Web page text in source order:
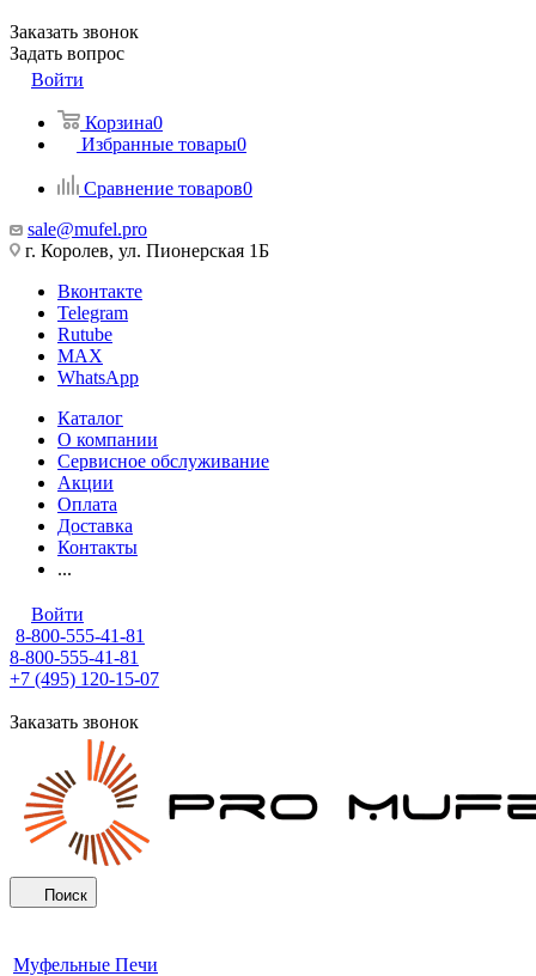
Заказать звонок
Задать вопрос
Войти
Корзина0
Избранные товары0
Сравнение товаров0
sale@mufel.pro
г. Королев, ул. Пионерская 1Б
Вконтакте
Telegram
Rutube
MAX
WhatsApp
Каталог
О компании
Сервисное обслуживание
Акции
Оплата
Доставка
Контакты
...
Войти
8-800-555-41-81
8-800-555-41-81
+7 (495) 120-15-07
Заказать звонок
Поиск
Муфельные Печи